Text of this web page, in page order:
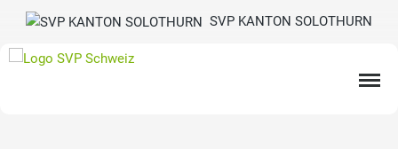
SVP KANTON SOLOTHURN